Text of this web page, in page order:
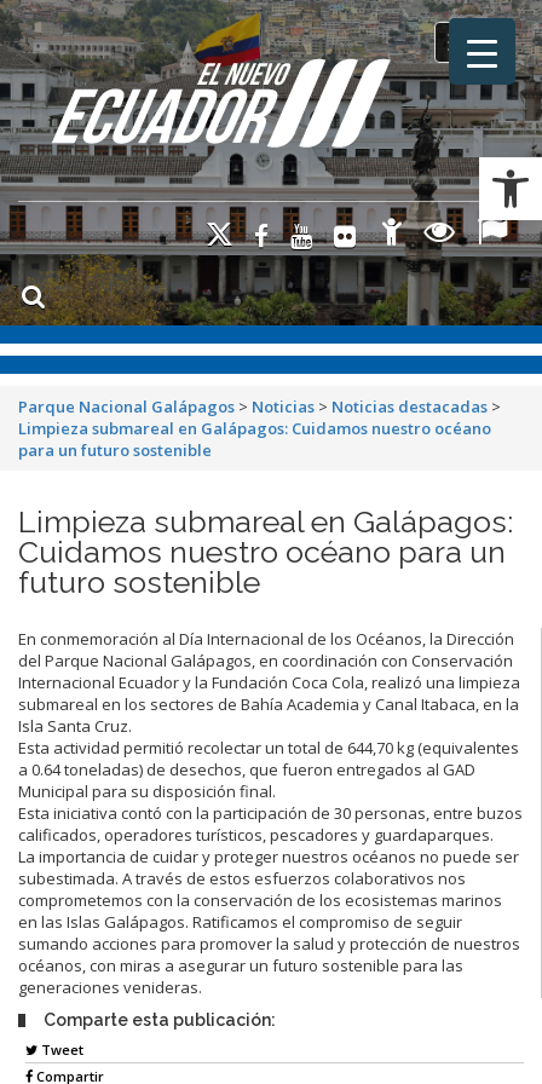
Toggle
Parque Nacional Galápagos > Noticias > Noticias destacadas >
Limpieza submareal en Galápagos: Cuidamos nuestro océano
para un futuro sostenible
Limpieza submareal en Galápagos:
Cuidamos nuestro océano para un
futuro sostenible
En conmemoración al Día Internacional de los Océanos, la Dirección
del Parque Nacional Galápagos, en coordinación con Conservación
Internacional Ecuador y la Fundación Coca Cola, realizó una limpieza
submareal en los sectores de Bahía Academia y Canal Itabaca, en la
Isla Santa Cruz.
Esta actividad permitió recolectar un total de 644,70 kg (equivalentes
a 0.64 toneladas) de desechos, que fueron entregados al GAD
Municipal para su disposición final.
Esta iniciativa contó con la participación de 30 personas, entre buzos
calificados, operadores turísticos, pescadores y guardaparques.
La importancia de cuidar y proteger nuestros océanos no puede ser
subestimada. A través de estos esfuerzos colaborativos nos
comprometemos con la conservación de los ecosistemas marinos
en las Islas Galápagos. Ratificamos el compromiso de seguir
sumando acciones para promover la salud y protección de nuestros
océanos, con miras a asegurar un futuro sostenible para las
generaciones venideras.
Comparte esta publicación:
Tweet
Compartir